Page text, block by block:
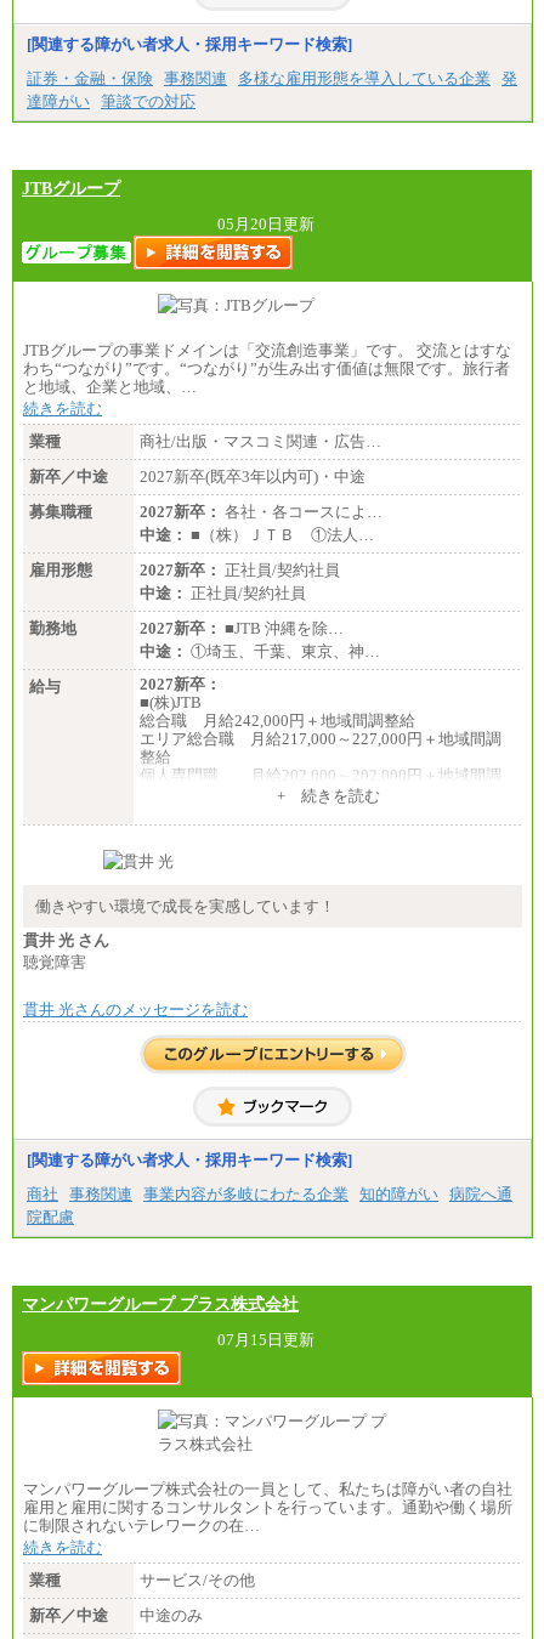
[関連する障がい者求人・採用キーワード検索]
証券・金融・保険 事務関連 多様な雇用形態を導入している企業
発
達障がい 筆談での対応
JTBグループ
05月20日更新
JTBグループの事業ドメインは「交流創造事業」です。 交流とはすな
わち“つながり”です。“つながり”が生み出す価値は無限です。旅行者
と地域、企業と地域、…
続きを読む
業種
商社/出版・マスコミ関連・広告…
新卒／中途
2027新卒(既卒3年以内可)・中途
募集職種
2027新卒： 各社・各コースによ…
中途： ■（株）ＪＴＢ ①法人…
雇用形態
2027新卒： 正社員/契約社員
中途： 正社員/契約社員
勤務地
2027新卒： ■JTB 沖縄を除…
中途： ①埼玉、千葉、東京、神…
給与
2027新卒：
■(株)JTB
総合職 月給242,000円＋地域間調整給
エリア総合職 月給217,000～227,000円＋地域間調
整給
個人専門職 月給202,000～202,000円＋地域間調
総合職 月給208,000～235,000円
※詳細はJTBキャリアサイトよりご確認ください。
総合職 月給220,000～230,000円＋地域間調整給
整給
※詳細はJTBキャリアサイトよりご確認ください。
■(株)JTBコミュニケーションデザイン
総合職 月給230,000円
みなし残業手当：20,000円（一律支給）※みなし
残業手当の残業時間は10.43時間。
間に応じて、時間外手当等を支給。
■（株）JTBグローバルマーケティング＆トラベル
訪日事業職 月給202,000～227,000円＋地域間調整
給
※詳細はJTBキャリアサイトよりご確認ください。
■(株)JTBビジネストランスフォーム
総合職 月給205,000～225,000円＋地域間調整給
エリア総合職 月給185,000円＋地域間調整給
■(株)JTBデータサービス ※2027年新卒募集終了
総合職 月給186,000～194,000円＋地域手当
■I&Jデジタルイノベーション(株)
総合職 月給224,500～242,600円＋地域手当
※詳細はJTBキャリアサイトよりご確認ください。
+ 続きを読む
働きやすい環境で成長を実感しています！
貫井 光 さん
聴覚障害
貫井 光さんのメッセージを読む
[関連する障がい者求人・採用キーワード検索]
商社
事務関連 事業内容が多岐にわたる企業 知的障がい 病院へ通
院配慮
マンパワーグループ プラス株式会社
07月15日更新
マンパワーグループ株式会社の一員として、私たちは障がい者の自社
雇用と雇用に関するコンサルタントを行っています。通勤や働く場所
に制限されないテレワークの在…
続きを読む
業種
サービス/その他
新卒／中途
中途のみ